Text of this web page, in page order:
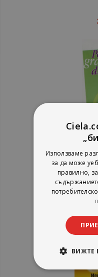
Petite
Използваме
за да може
правилно,
ВИЖТЕ